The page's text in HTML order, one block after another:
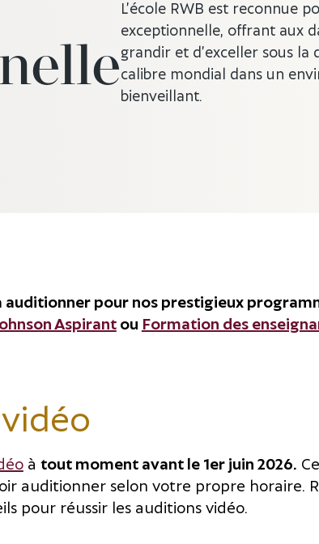
L’école RWB est reconnue
exceptionnelle, offrant aux
grandir et d’exceller sous la
calibre mondial dans un
bienveillant.
auditionner pour nos prestigieux
Aspirantou Formation des
à tout moment avant le 1er juin 2026.
auditionner selon votre propre horaire.
pour réussir les auditions vidéo.